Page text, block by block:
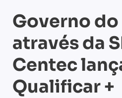
Governo do
através da
Centec
Qualificar +